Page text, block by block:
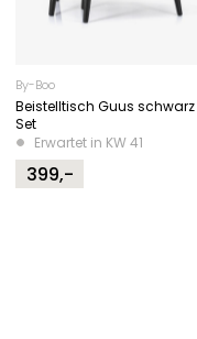
By-Boo
Beistelltisch Guus
Set
Erwartet in KW 41
399,-